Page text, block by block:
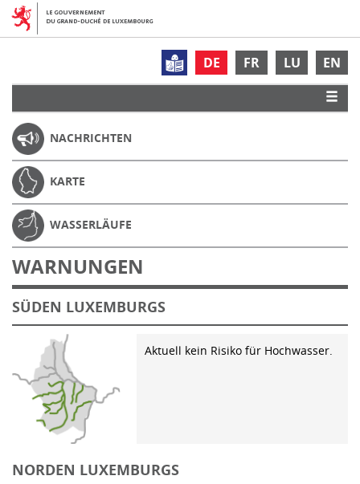
DE FR LU EN
NACHRICHTEN
KARTE
WASSERLÄUFE
WARNUNGEN
SÜDEN LUXEMBURGS
Aktuell kein Risiko für Hochwasser.
NORDEN LUXEMBURGS